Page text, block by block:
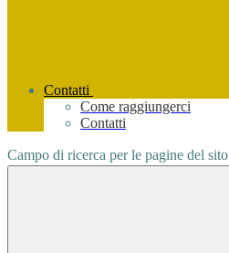
Contatti
Come raggiungerci
Contatti
Campo di ricerca per le pagine del sito